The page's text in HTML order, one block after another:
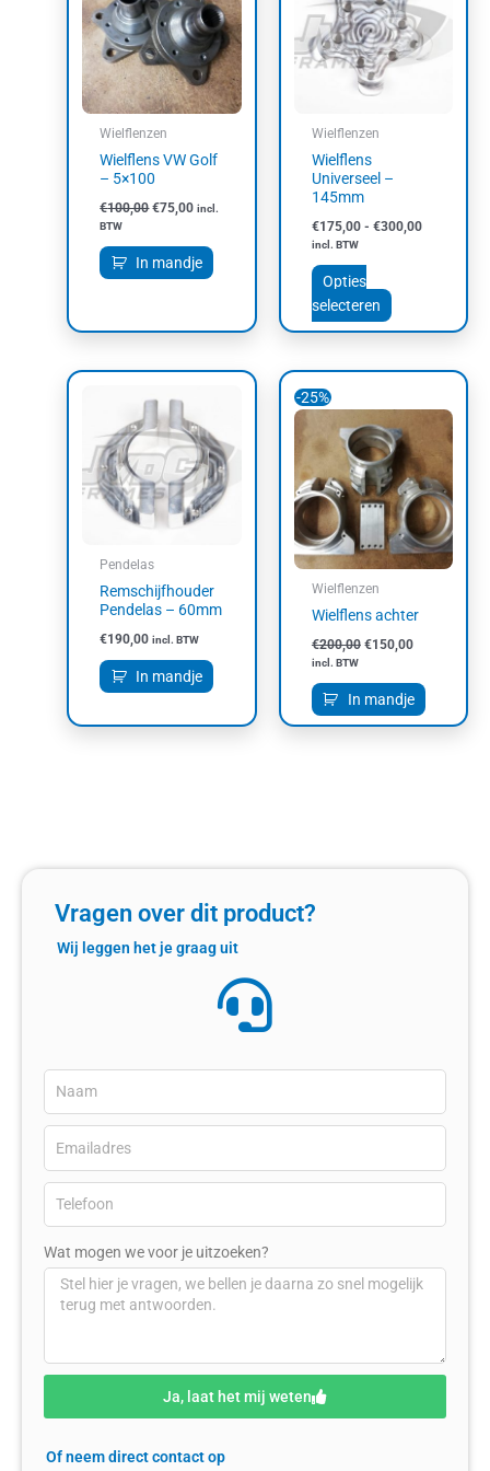
Wielflenzen
Wielflens VW Golf
– 5×100
€100,00 €75,00 incl.
BTW
In mandje
Wielflenzen
Wielflens
Universeel –
145mm
€175,00 - €300,00
incl. BTW
Opties
selecteren
variaties.
Deze
Pendelas
Remschijfhouder
Pendelas – 60mm
€190,00 incl. BTW
In mandje
-25%
Wielflenzen
Wielflens achter
€200,00
€200,00.
€150,00
€150,00.
incl. BTW
In mandje
Vragen over dit product?
Wij leggen het je graag uit
Wat mogen we voor je uitzoeken?
Ja, laat het mij weten
Of neem direct contact op